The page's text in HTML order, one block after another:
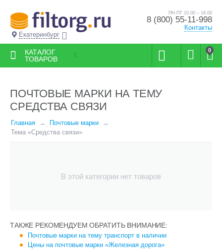
Екатеринбург
ПН-ПТ 10.00 – 18.00
8 (800) 55-11-998
Контакты
0
КАТАЛОГ
ТОВАРОВ
ПОЧТОВЫЕ МАРКИ НА ТЕМУ
СРЕДСТВА СВЯЗИ
Главная
Почтовые марки
Тема «Средства связи»
В этой категории нет товаров
ТАКЖЕ РЕКОМЕНДУЕМ ОБРАТИТЬ ВНИМАНИЕ:
Почтовые марки на тему транспорт в наличии
Цены на почтовые марки «Железная дорога»